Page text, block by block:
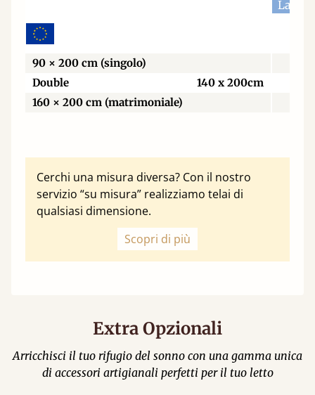
90 × 200 cm (singolo)
Double
140 x 200cm
160 × 200 cm (matrimoniale)
Cerchi una misura diversa? Con il nostro
servizio “su misura” realizziamo telai di
qualsiasi dimensione.
Scopri di più
Extra Opzionali
Arricchisci il tuo rifugio del sonno con una gamma unica
di accessori artigianali perfetti per il tuo letto